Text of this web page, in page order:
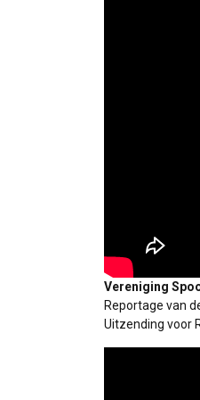
Vereniging
Reportage van
Uitzending voor